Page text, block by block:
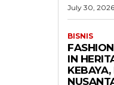
July 30, 2026
BISNIS
IN